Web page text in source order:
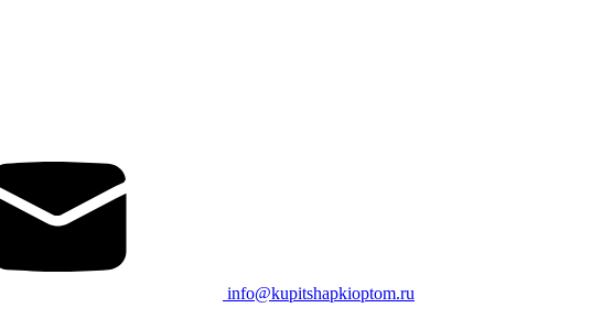
info@kupitshapkioptom.ru